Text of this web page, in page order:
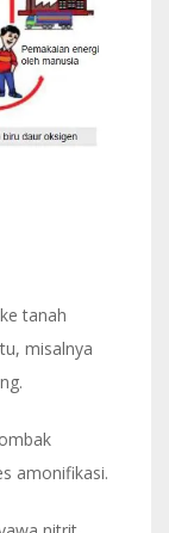
tanah
misalnya
amonifikasi.